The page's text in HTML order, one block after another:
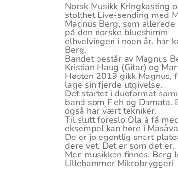
Norsk Musikk Kringkasting
stolthet Live-sending med
Magnus Berg, som
på den norske blueshimm
elhvelvingen i noen år, har
Berg.
Bandet består av Magnus
Kristian Haug (Gitar) og
Høsten 2019 gikk Magnus,
lage sin fjerde utgivelse.
Det startet i duoformat
band som Fieh og Damata.
også har vært tekniker.
Til slutt foreslo Ola å få
eksempel kan høre i
De er jo egentlig snart
dere vet. Det er som det er.
Men musikken finnes,
Lillehammer Mikrobryggeri